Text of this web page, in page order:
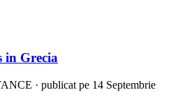
in Grecia
· publicat pe 14 Septembrie